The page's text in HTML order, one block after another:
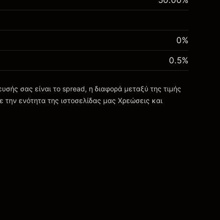
0%
0.5%
σας είναι το spread, η διαφορά μεταξύ της τιμής
ενότητα της ιστοσελίδας μας Χρεώσεις και